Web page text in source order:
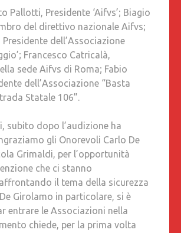
Pallotti, Presidente ‘Aifvs’; Biagio
del direttivo nazionale Aifvs;
Presidente dell’Associazione
Francesco Catricalà,
sede Aifvs di Roma; Fabio
dell’Associazione “Basta
Statale 106”.
subito dopo l’audizione ha
gli Onorevoli Carlo De
Grimaldi, per l’opportunità
che ci stanno
il tema della sicurezza
De Girolamo in particolare, si è
entrare le Associazioni nella
chiede, per la prima volta